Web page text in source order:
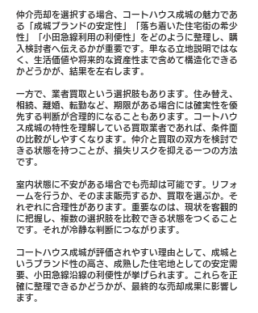
仲介売却を選択する場合、コートハウス成城の魅力であ
る「成城ブランドの安定性」「落ち着いた住宅街の希少
性」「小田急線利用の利便性」をどのように整理し、購
入検討者へ伝えるかが重要です。単なる立地説明ではな
く、生活価値や将来的な資産性まで含めて構造化できる
かどうかが、結果を左右します。
一方で、業者買取という選択肢もあります。住み替え、
相続、離婚、転勤など、期限がある場合には確実性を優
先する判断が合理的になることもあります。コートハウ
ス成城の特性を理解している買取業者であれば、条件面
の比較がしやすくなります。仲介と買取の双方を検討で
きる状態を持つことが、損失リスクを抑える一つの方法
です。
室内状態に不安がある場合でも売却は可能です。リフォ
ームを行うか、そのまま販売するか、買取を選ぶか。そ
れぞれに合理性があります。重要なのは、現状を客観的
に把握し、複数の選択肢を比較できる状態をつくること
です。それが冷静な判断につながります。
コートハウス成城が評価されやすい理由として、成城と
いうブランド性の高さ、成熟した住宅地としての安定需
要、小田急線沿線の利便性が挙げられます。これらを正
確に整理できるかどうかが、最終的な売却成果に影響し
ます。